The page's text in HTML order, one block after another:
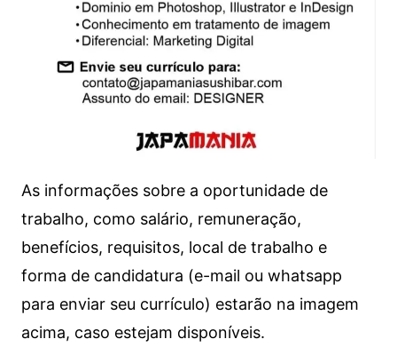
As informações sobre a oportunidade de
trabalho, como salário, remuneração,
benefícios, requisitos, local de trabalho e
forma de candidatura (e-mail ou whatsapp
para enviar seu currículo) estarão na imagem
acima, caso estejam disponíveis.